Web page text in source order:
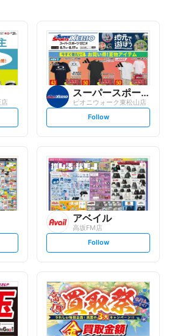
スーパースポーツゼビオ
ピオニウォーク東松山店
s
t
l
o
w
Follow
アベイル
高坂FM店
s
t
l
o
w
Follow